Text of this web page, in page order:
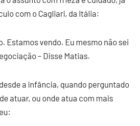
com o Cagliari, da Itália:
Estamos vendo. Eu mesmo não sei
– Disse Matias.
a infância, quando perguntado
atuar, ou onde atua com mais